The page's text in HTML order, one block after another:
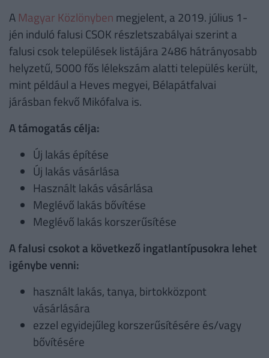
A Magyar Közlönyben megjelent, a 2019. július 1-
jén induló falusi CSOK részletszabályai szerint a
falusi csok települések listájára 2486 hátrányosabb
helyzetű, 5000 fős lélekszám alatti település került,
mint például a Heves megyei, Bélapátfalvai
járásban fekvő Mikófalva is.
A támogatás célja:
Új lakás építése
Új lakás vásárlása
Használt lakás vásárlása
Meglévő lakás bővítése
Meglévő lakás korszerűsítése
A falusi csokot a következő ingatlantípusokra lehet
igénybe venni:
használt lakás, tanya, birtokközpont
vásárlására
ezzel egyidejűleg korszerűsítésére és/vagy
bővítésére